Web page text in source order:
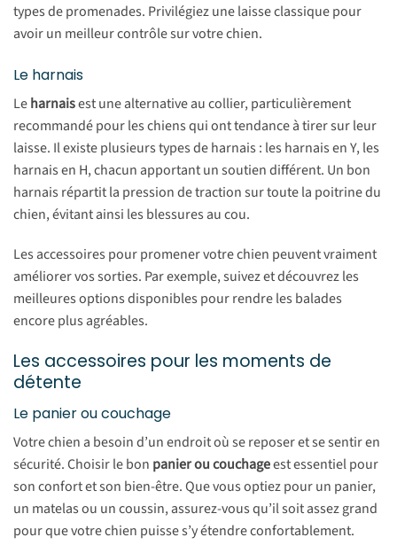
types de promenades. Privilégiez une laisse classique pour
avoir un meilleur contrôle sur votre chien.
Le harnais
Leharnaisest une alternative au collier, particulièrement
recommandé pour les chiens qui ont tendance à tirer sur leur
laisse. Il existe plusieurs types de harnais : les harnais en Y, les
harnais en H, chacun apportant un soutien différent. Un bon
harnais répartit la pression de traction sur toute la poitrine du
chien, évitant ainsi les blessures au cou.
Les accessoires pour promener votre chien peuvent vraiment
améliorer vos sorties. Par exemple, suivez et découvrez les
meilleures options disponibles pour rendre les balades
encore plus agréables.
Les accessoires pour les moments de
détente
Le panier ou couchage
Votre chien a besoin d’un endroit où se reposer et se sentir en
sécurité. Choisir le bon panier ou couchageest essentiel pour
son confort et son bien-être. Que vous optiez pour un panier,
un matelas ou un coussin, assurez-vous qu’il soit assez grand
pour que votre chien puisse s’y étendre confortablement.